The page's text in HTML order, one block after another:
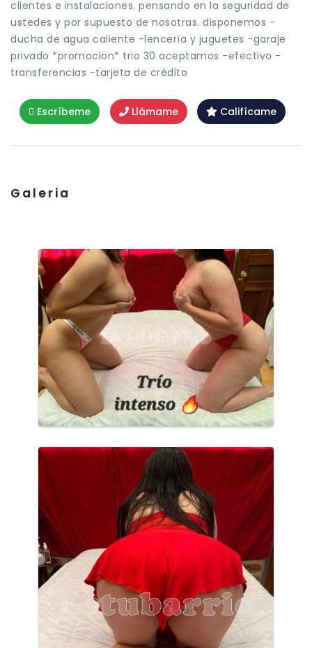
clientes e instalaciones. pensando en la seguridad de
ustedes y por supuesto de nosotras. disponemos -
ducha de agua caliente -lencería y juguetes -garaje
privado *promocion* trio 30 aceptamos -efectivo -
transferencias -tarjeta de crédito
Escríbeme Llámame Califícame
Galeria